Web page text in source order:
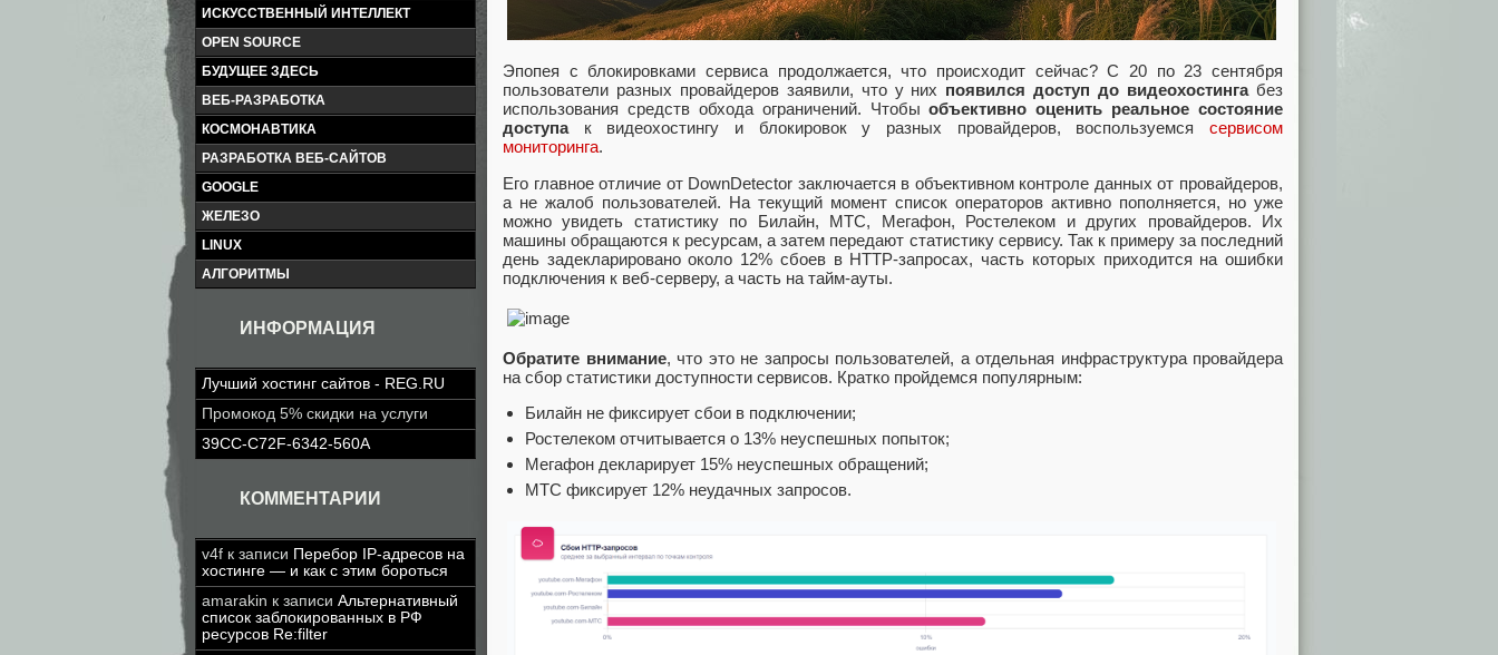
ИСКУССТВЕННЫЙ ИНТЕЛЛЕКТ
OPEN SOURCE
БУДУЩЕЕ ЗДЕСЬ
ВЕБ-РАЗРАБОТКА
КОСМОНАВТИКА
РАЗРАБОТКА ВЕБ-САЙТОВ
GOOGLE
ЖЕЛЕЗО
LINUX
АЛГОРИТМЫ
ИНФОРМАЦИЯ
Лучший хостинг сайтов - REG.RU
Промокод 5% скидки на услуги
39CC-C72F-6342-560A
КОММЕНТАРИИ
v4f к записи Перебор IP-адресов на
хостинге — и как с этим бороться
amarakin к записи Альтернативный
список заблокированных в РФ
ресурсов Re:filter
Эпопея с блокировками сервиса продолжается, что происходит сейчас? С 20 по 23 сентября
пользователи разных провайдеров заявили, что у них появился доступ до видеохостингабез
использования средств обхода ограничений. Чтобыобъективно оценить реальное состояние
доступак видеохостингу и блокировок у разных провайдеров, воспользуемся сервисом
мониторинга.
Его главное отличие от DownDetector заключается в объективном контроле данных от провайдеров,
а не жалоб пользователей. На текущий момент список операторов активно пополняется, но уже
можно увидеть статистику по Билайн, МТС, Мегафон, Ростелеком и других провайдеров. Их
машины обращаются к ресурсам, а затем передают статистику сервису. Так к примеру за последний
день задекларировано около 12% сбоев в HTTP-запросах, часть которых приходится на ошибки
подключения к веб-серверу, а часть на тайм-ауты.
Обратите внимание, что это не запросы пользователей, а отдельная инфраструктура провайдера
на сбор статистики доступности сервисов. Кратко пройдемся популярным:
Билайн не фиксирует сбои в подключении;
Ростелеком отчитывается о 13% неуспешных попыток;
Мегафон декларирует 15% неуспешных обращений;
МТС фиксирует 12% неудачных запросов.